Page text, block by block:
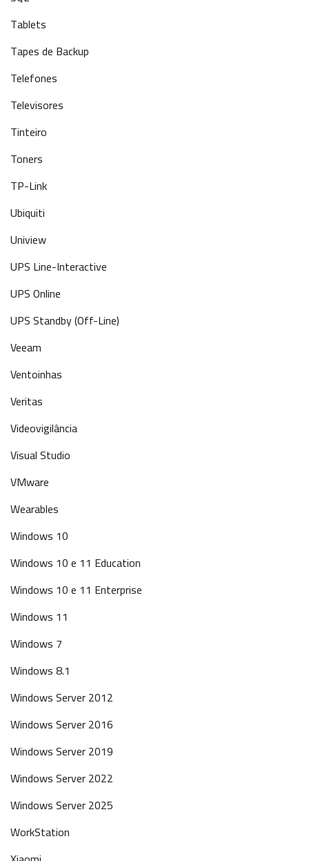
Tablets
Tapes de Backup
Telefones
Televisores
Tinteiro
Toners
TP-Link
Ubiquiti
Uniview
UPS Line-Interactive
UPS Online
UPS Standby (Off-Line)
Veeam
Ventoinhas
Veritas
Videovigilância
Visual Studio
VMware
Wearables
Windows 10
Windows 10 e 11 Education
Windows 10 e 11 Enterprise
Windows 11
Windows 7
Windows 8.1
Windows Server 2012
Windows Server 2016
Windows Server 2019
Windows Server 2022
Windows Server 2025
WorkStation